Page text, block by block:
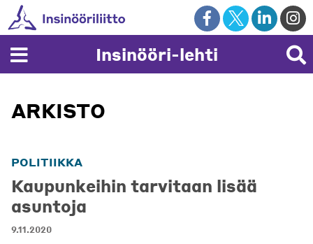
Skip
to
content
Insinööri-lehti
ARKISTO
POLITIIKKA
Kaupunkeihin tarvitaan lisää
asuntoja
9.11.2020